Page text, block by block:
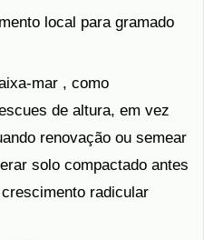
local para gramado
mar , como
de altura, em vez
renovação ou semear
solo compactado antes
radicular